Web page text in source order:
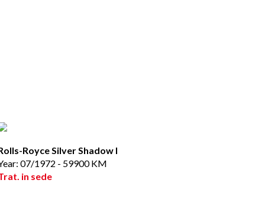
Royce Silver Shadow I
07/1972 - 59900 KM
in sede